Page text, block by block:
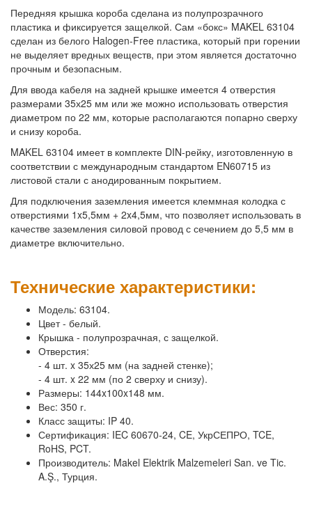
Передняя крышка короба сделана из полупрозрачного
пластика и фиксируется защелкой. Сам «бокс» MAKEL 63104
сделан из белого Halogen-Free пластика, который при горении
не выделяет вредных веществ, при этом является достаточно
прочным и безопасным.
Для ввода кабеля на задней крышке имеется 4 отверстия
размерами 35х25 мм или же можно использовать отверстия
диаметром по 22 мм, которые располагаются попарно сверху
и снизу короба.
MAKEL 63104 имеет в комплекте DIN-рейку, изготовленную в
соответствии с международным стандартом EN60715 из
листовой стали с анодированным покрытием.
Для подключения заземления имеется клеммная колодка с
отверстиями 1x5,5мм + 2x4,5мм, что позволяет использовать в
качестве заземления силовой провод с сечением до 5,5 мм в
диаметре включительно.
Технические характеристики:
Модель: 63104.
Цвет - белый.
Крышка - полупрозрачная, с защелкой.
Отверстия:
- 4 шт. x 35х25 мм (на задней стенке);
- 4 шт. x 22 мм (по 2 сверху и снизу).
Размеры: 144x100x148 мм.
Вес: 350 г.
Класс защиты: IP 40.
Сертификация: IEC 60670-24, CE, УкрСЕПРО, TCE,
RoHS, PCT.
Производитель: Makel Elektrik Malzemeleri San. ve Tic.
A.Ş., Турция.